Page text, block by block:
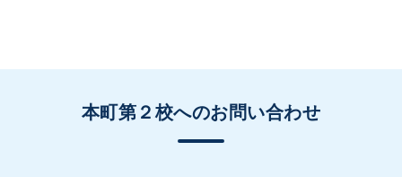
本町第２校へのお問い合わせ